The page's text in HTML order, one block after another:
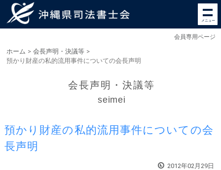
メニュー
会員専用ページ
ホーム > 会長声明・決議等 >
預かり財産の私的流用事件についての会長声明
会長声明・決議等
seimei
預かり財産の私的流用事件についての会
長声明
2012年02月29日